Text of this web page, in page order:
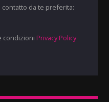
da te preferita:
condizioni Privacy Policy